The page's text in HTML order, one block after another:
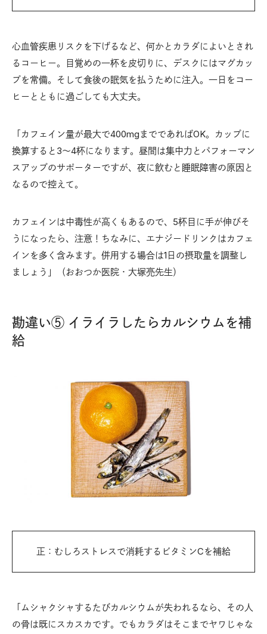
心血管疾患リスクを下げるなど、何かとカラダによいとされ
るコーヒー。目覚めの一杯を皮切りに、デスクにはマグカッ
プを常備。そして食後の眠気を払うために注入。一日をコー
ヒーとともに過ごしても大丈夫。
「カフェイン量が最大で400mgまでであればOK。カップに
換算すると3～4杯になります。昼間は集中力とパフォーマン
スアップのサポーターですが、夜に飲むと睡眠障害の原因と
なるので控えて。
カフェインは中毒性が高くもあるので、5杯目に手が伸びそ
うになったら、注意！ちなみに、エナジードリンクはカフェ
インを多く含みます。併用する場合は1日の摂取量を調整し
ましょう」（おおつか医院・大塚亮先生）
勘違い⑤ イライラしたらカルシウムを補
給
正：むしろストレスで消耗するビタミンCを補給
「ムシャクシャするたびカルシウムが失われるなら、その人
の骨は既にスカスカです。でもカラダはそこまでヤワじゃな